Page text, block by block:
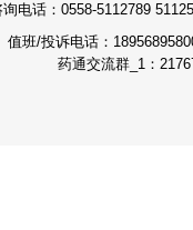
询电话：0558-5112789
值班/投诉电话：
药通交流群_1：